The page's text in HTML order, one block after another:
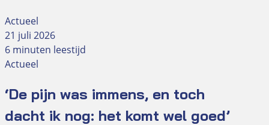
Actueel
21 juli 2026
6 minuten leestijd
Actueel
‘De pijn was immens, en toch
dacht ik nog: het komt wel goed’